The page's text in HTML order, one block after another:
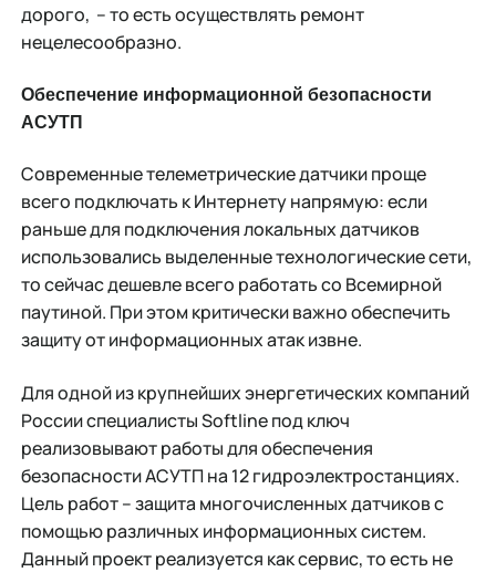
дорого, – то есть осуществлять ремонт
нецелесообразно.
Обеспечение информационной безопасности
АСУТП
Современные телеметрические датчики проще
всего подключать к Интернету напрямую: если
раньше для подключения локальных датчиков
использовались выделенные технологические сети,
то сейчас дешевле всего работать со Всемирной
паутиной. При этом критически важно обеспечить
защиту от информационных атак извне.
Для одной из крупнейших энергетических компаний
России специалисты Softline под ключ
реализовывают работы для обеспечения
безопасности АСУТП на 12 гидроэлектростанциях.
Цель работ – защита многочисленных датчиков с
помощью различных информационных систем.
Данный проект реализуется как сервис, то есть не